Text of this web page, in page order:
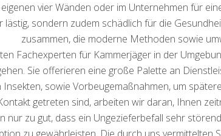
vier Wänden oder im Unternehmen für
lästig, sondern zudem schädlich für die
zusammen, die moderne Methoden sowie
Fachexperten für Kammerjäger in der
Sie offerieren eine große Palette an
sowie Vorbeugemaßnahmen, um
getreten sind, arbeiten wir daran, Ihnen
nur zu gut, dass ein Ungezieferbefall sehr